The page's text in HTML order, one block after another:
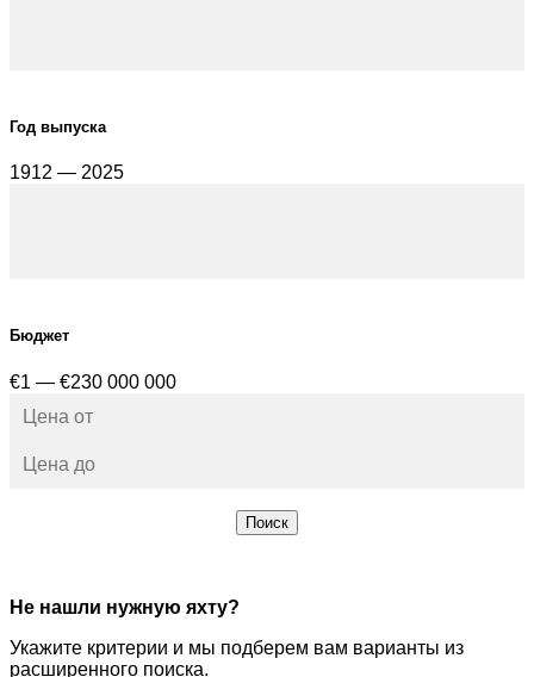
Год выпуска
1912 — 2025
Бюджет
€1 — €230 000 000
Поиск
Не нашли нужную яхту?
Укажите критерии и мы подберем вам варианты из
расширенного поиска.